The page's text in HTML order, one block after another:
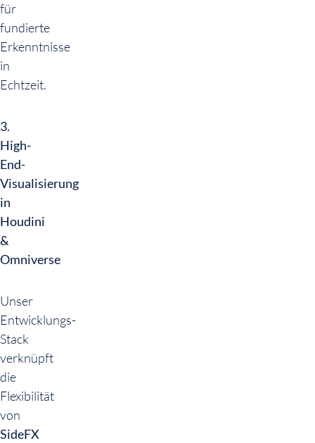
für
fundierte
Erkenntnisse
in
Echtzeit.
3.
High-
End-
Visualisierung
in
Houdini
&
Omniverse
Unser
Entwicklungs-
Stack
verknüpft
die
Flexibilität
von
SideFX